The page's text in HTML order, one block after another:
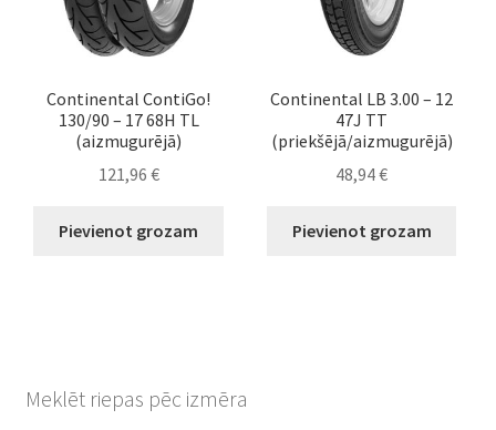
Continental ContiGo!
130/90 – 17 68H TL
(aizmugurējā)
121,96 €
Pievienot grozam
Continental LB 3.00 – 12
47J TT
(priekšējā/aizmugurējā)
48,94€
Pievienot grozam
Meklēt riepas pēc izmēra